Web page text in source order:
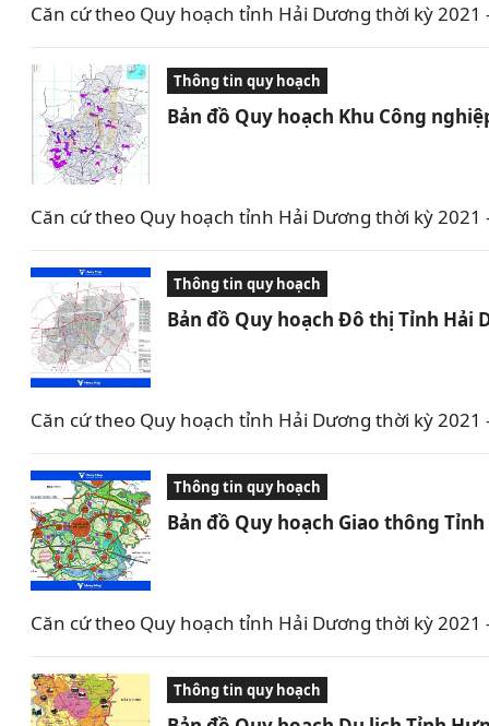
Căn cứ theo Quy hoạch tỉnh Hải Dương thời kỳ
Thông tin quy hoạch
Bản đồ Quy hoạch Khu Công
Căn cứ theo Quy hoạch tỉnh Hải Dương thời kỳ
Thông tin quy hoạch
Bản đồ Quy hoạch Đô thị Tỉnh Hải
Căn cứ theo Quy hoạch tỉnh Hải Dương thời kỳ
Thông tin quy hoạch
Bản đồ Quy hoạch Giao thông
Căn cứ theo Quy hoạch tỉnh Hải Dương thời kỳ
Thông tin quy hoạch